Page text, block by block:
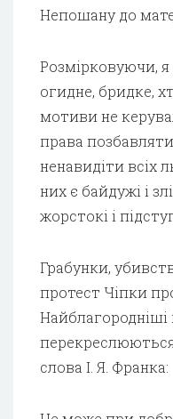
Непошану до
Розмірковуючи,
огидне, бридке,
мотиви не
права
ненавидіти всіх
них є байдужі і
жорстокі і
Грабунки,
протест Чіпки
слова І. Я. Франка: